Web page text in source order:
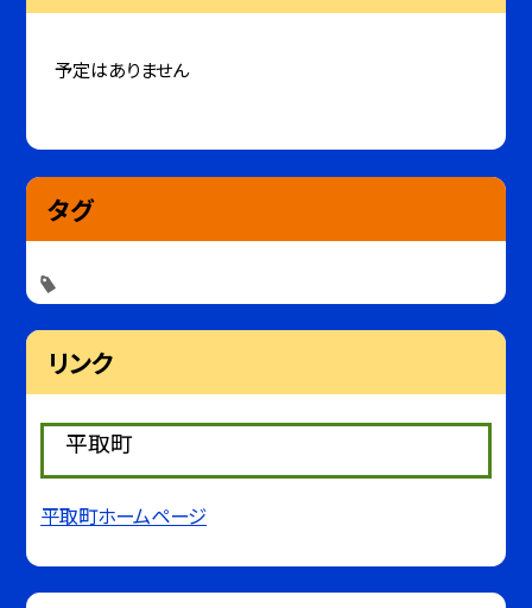
予定はありません
タグ
リンク
平取町
平取町ホームページ